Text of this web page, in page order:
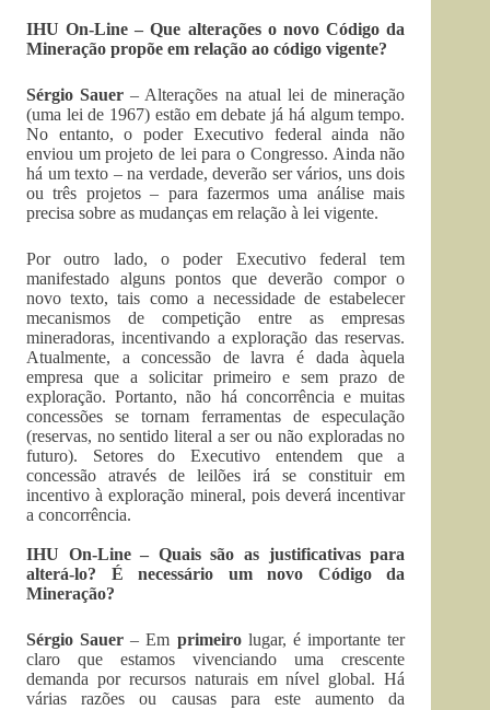
IHU On-Line – Que alterações o novo Código da
Mineração propõe em relação ao código vigente?
Sérgio Sauer– Alterações na atual lei de mineração
(uma lei de 1967) estão em debate já há algum tempo.
No entanto, o poder Executivo federal ainda não
enviou um projeto de lei para o Congresso. Ainda não
há um texto – na verdade, deverão ser vários, uns dois
ou três projetos – para fazermos uma análise mais
precisa sobre as mudanças em relação à lei vigente.
Por outro lado, o poder Executivo federal tem
manifestado alguns pontos que deverão compor o
novo texto, tais como a necessidade de estabelecer
mecanismos de competição entre as empresas
mineradoras, incentivando a exploração das reservas.
Atualmente, a concessão de lavra é dada àquela
empresa que a solicitar primeiro e sem prazo de
exploração. Portanto, não há concorrência e muitas
concessões se tornam ferramentas de especulação
(reservas, no sentido literal a ser ou não exploradas no
futuro). Setores do Executivo entendem que a
concessão através de leilões irá se constituir em
incentivo à exploração mineral, pois deverá incentivar
a concorrência.
IHU On-Line – Quais são as justificativas para
alterá-lo? É necessário um novo Código da
Mineração?
Sérgio Sauer – Em primeiro lugar, é importante ter
claro que estamos vivenciando uma crescente
demanda por recursos naturais em nível global. Há
várias razões ou causas para este aumento da